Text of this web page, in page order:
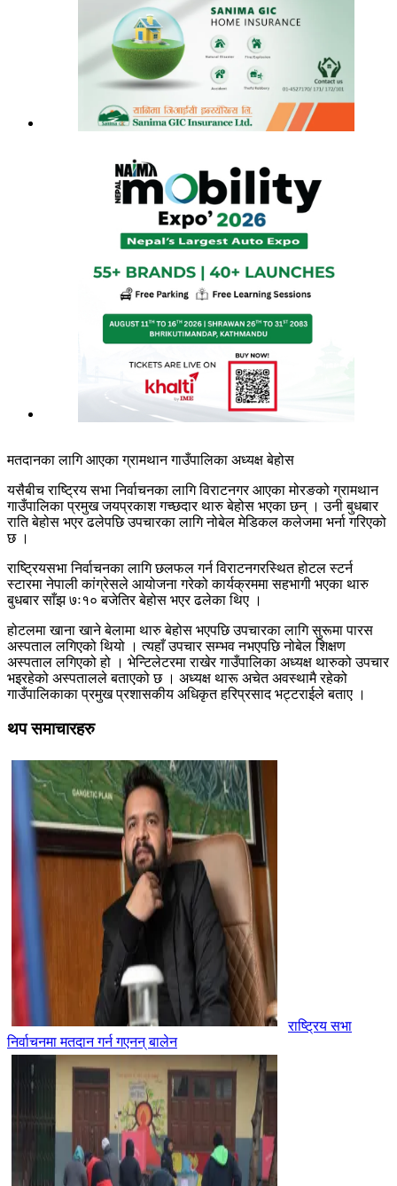
मतदानका लागि आएका ग्रामथान गाउँपालिका अध्यक्ष बेहोस
यसैबीच राष्ट्रिय सभा निर्वाचनका लागि विराटनगर आएका मोरङको ग्रामथान
गाउँपालिका प्रमुख जयप्रकाश गच्छदार थारु बेहोस भएका छन् । उनी बुधबार
राति बेहोस भएर ढलेपछि उपचारका लागि नोबेल मेडिकल कलेजमा भर्ना गरिएको
छ ।
राष्ट्रियसभा निर्वाचनका लागि छलफल गर्न विराटनगरस्थित होटल स्टर्न
स्टारमा नेपाली कांग्रेसले आयोजना गरेको कार्यक्रममा सहभागी भएका थारु
बुधबार साँझ ७ः१० बजेतिर बेहोस भएर ढलेका थिए ।
होटलमा खाना खाने बेलामा थारु बेहोस भएपछि उपचारका लागि सुरूमा पारस
अस्पताल लगिएको थियो । त्यहाँ उपचार सम्भव नभएपछि नोबेल शिक्षण
अस्पताल लगिएको हो । भेन्टिलेटरमा राखेर गाउँपालिका अध्यक्ष थारुको उपचार
भइरहेको अस्पतालले बताएको छ । अध्यक्ष थारू अचेत अवस्थामै रहेको
गाउँपालिकाका प्रमुख प्रशासकीय अधिकृत हरिप्रसाद भट्टराईले बताए ।
थप समाचारहरु
राष्ट्रिय सभा
निर्वाचनमा मतदान गर्न गएनन् बालेन